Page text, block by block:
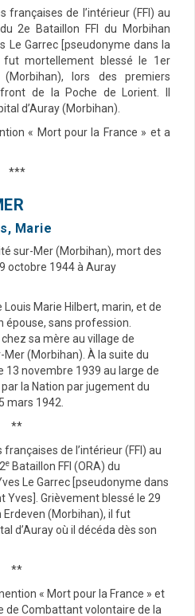
françaises de l’intérieur (FFI) au
2e Bataillon FFI du Morbihan
Le Garrec [pseudonyme dans la
fut mortellement blessé le 1er
lors des premiers
de la Poche de Lorient. Il
d’Auray (Morbihan).
« Mort pour la France » et a
***
Marie
sur-Mer (Morbihan), mort des
octobre 1944 à Auray
Marie Hilbert, marin, et de
épouse, sans profession.
sa mère au village de
(Morbihan). À la suite du
13 novembre 1939 au large de
la Nation par jugement du
mars 1942.
**
françaises de l’intérieur (FFI) au
e Bataillon FFI (ORA) du
Le Garrec [pseudonyme dans
Yves]. Grièvement blessé le 29
(Morbihan), il fut
d’Auray où il décéda dès son
**
« Mort pour la France » et
de Combattant volontaire de la